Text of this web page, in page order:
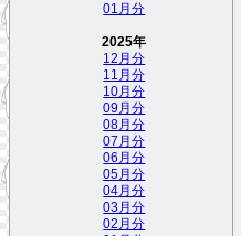
01月分
2025年
12月分
11月分
10月分
09月分
08月分
07月分
06月分
05月分
04月分
03月分
02月分